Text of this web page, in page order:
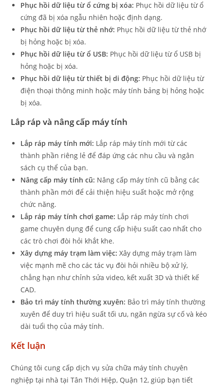
Phục hồi dữ liệu từ ổ cứng bị xóa: Phục hồi dữ liệu từ ổ
cứng đã bị xóa ngẫu nhiên hoặc định dạng.
Phục hồi dữ liệu từ thẻ nhớ: Phục hồi dữ liệu từ thẻ nhớ
bị hỏng hoặc bị xóa.
Phục hồi dữ liệu từ ổ USB: Phục hồi dữ liệu từ ổ USB bị
hỏng hoặc bị xóa.
Phục hồi dữ liệu từ thiết bị di động: Phục hồi dữ liệu từ
điện thoại thông minh hoặc máy tính bảng bị hỏng hoặc
bị xóa.
Lắp ráp và nâng cấp máy tính
Lắp ráp máy tính mới: Lắp ráp máy tính mới từ các
thành phần riêng lẻ để đáp ứng các nhu cầu và ngân
sách cụ thể của bạn.
Nâng cấp máy tính cũ: Nâng cấp máy tính cũ bằng các
thành phần mới để cải thiện hiệu suất hoặc mở rộng
chức năng.
Lắp ráp máy tính chơi game: Lắp ráp máy tính chơi
game chuyên dụng để cung cấp hiệu suất cao nhất cho
các trò chơi đòi hỏi khắt khe.
Xây dựng máy trạm làm việc: Xây dựng máy trạm làm
việc mạnh mẽ cho các tác vụ đòi hỏi nhiều bộ xử lý,
chẳng hạn như chỉnh sửa video, kết xuất 3D và thiết kế
CAD.
Bảo trì máy tính thường xuyên: Bảo trì máy tính thường
xuyên để duy trì hiệu suất tối ưu, ngăn ngừa sự cố và kéo
dài tuổi thọ của máy tính.
Kết luận
Chúng tôi cung cấp dịch vụ sửa chữa máy tính chuyên
nghiệp tại nhà tại Tân Thới Hiệp, Quận 12, giúp bạn tiết